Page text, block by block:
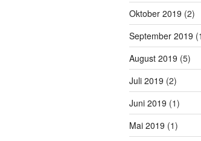
Oktober 2019 (2)
September 2019
August 2019 (5)
Juli 2019 (2)
Juni 2019 (1)
Mai 2019 (1)